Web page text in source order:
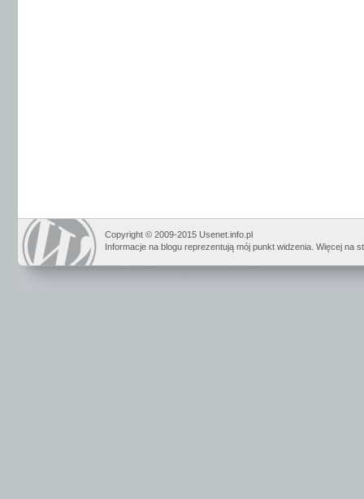
Copyright © 2009-2015 Usenet.info.pl
Informacje na blogu reprezentują mój punkt widzenia. Więcej na